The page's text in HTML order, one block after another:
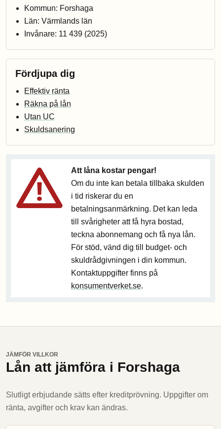
Kommun: Forshaga
Län: Värmlands län
Invånare: 11 439 (2025)
Fördjupa dig
Effektiv ränta
Räkna på lån
Utan UC
Skuldsanering
Att låna kostar pengar!
Om du inte kan betala tillbaka skulden
i tid riskerar du en
betalningsanmärkning. Det kan leda
till svårigheter att få hyra bostad,
teckna abonnemang och få nya lån.
För stöd, vänd dig till budget- och
skuldrådgivningen i din kommun.
Kontaktuppgifter finns på
konsumentverket.se.
JÄMFÖR VILLKOR
Lån att jämföra i Forshaga
Slutligt erbjudande sätts efter kreditprövning. Uppgifter om
ränta, avgifter och krav kan ändras.